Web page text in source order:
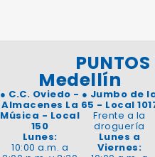
Medellín
● C.C. Oviedo -
Almacenes La
Música - Local
150
Lunes:
10:00 a.m. a
● Jumbo de
65 - Local
Frente a la
droguería
Lunes a
Viernes: